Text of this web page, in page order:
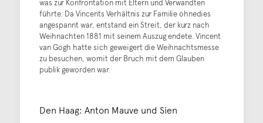
was zur Konfrontation mit Eltern und Verwandten
führte. Da Vincents Verhältnis zur Familie ohnedies
angespannt war, entstand ein Streit, der kurz nach
Weihnachten 1881 mit seinem Auszug endete. Vincent
van Gogh hatte sich geweigert die Weihnachtsmesse
zu besuchen, womit der Bruch mit dem Glauben
publik geworden war.
Den Haag: Anton Mauve und Sien